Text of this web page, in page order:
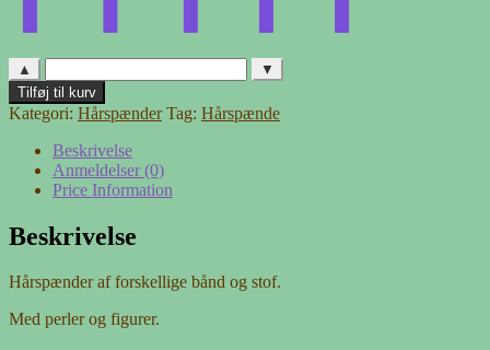
▲ ▼
Hårspænde
-
antal
Tilføj til kurv
Kategori: Hårspænder Tag: Hårspænde
Beskrivelse
Anmeldelser (0)
Price Information
Beskrivelse
Hårspænder af forskellige bånd og stof.
Med perler og figurer.